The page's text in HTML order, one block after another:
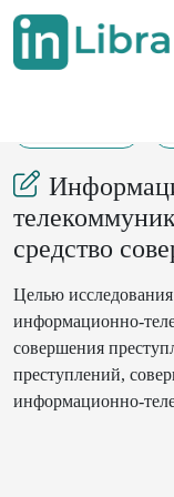
средство
Целью
информационно-
совершения
преступлений,
информационно-